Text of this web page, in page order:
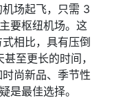
场起飞，只需 3
要枢纽机场。这
相比，具有压倒
至更长的时间，
尚新品、季节性
是最佳选择。